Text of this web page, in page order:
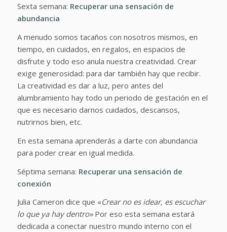
Sexta semana: Recuperar una sensación de
abundancia
A menudo somos tacaños con nosotros mismos, en
tiempo, en cuidados, en regalos, en espacios de
disfrute y todo eso anula nuestra creatividad. Crear
exige generosidad: para dar también hay que recibir.
La creatividad es dar a luz, pero antes del
alumbramiento hay todo un periodo de gestación en el
que es necesario darnos cuidados, descansos,
nutrirnos bien, etc.
En esta semana aprenderás a darte con abundancia
para poder crear en igual medida.
Séptima semana: Recuperar una sensación de
conexión
Julia Cameron dice que «Crear no es idear, es escuchar
lo que ya hay dentro»Por eso esta semana estará
dedicada a conectar nuestro mundo interno con el